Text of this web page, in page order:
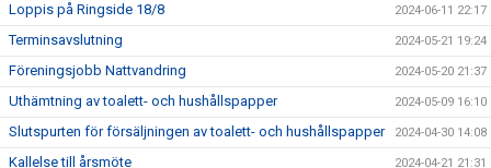
Loppis på Ringside 18/8 2024-06-11 22:17
Terminsavslutning 2024-05-21 19:24
Föreningsjobb Nattvandring 2024-05-20 21:37
Uthämtning av toalett- och hushållspapper 2024-05-09 16:10
Slutspurten för försäljningen av toalett- och hushållspapper 2024-04-30 14:08
Kallelse till årsmöte 2024-04-21 21:31